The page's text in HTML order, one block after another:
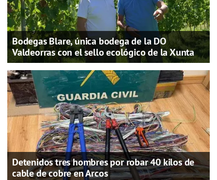
Bodegas Blare, única bodega de la DO
Valdeorras con el sello ecológico de la Xunta
Detenidos tres hombres por robar 40 kilos de
cable de cobre en Arcos